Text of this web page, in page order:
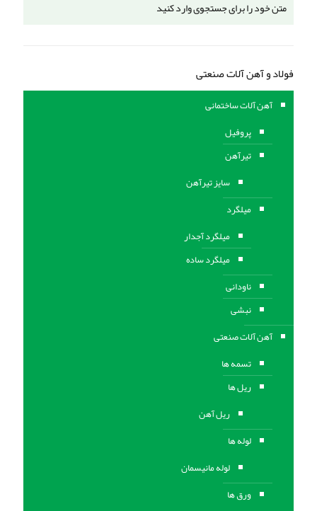
فولاد و آهن آلات صنعتی
آهن آلات ساختمانی
پروفیل
تیرآهن
سایز تیرآهن
میلگرد
میلگرد آجدار
میلگرد ساده
ناودانی
نبشی
آهن آلات صنعتی
تسمه ها
ریل ها
ریل آهن
لوله ها
لوله مانیسمان
ورق ها